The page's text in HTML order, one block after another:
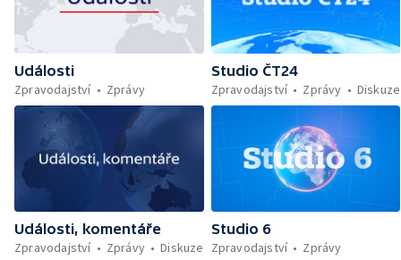
Události
Zpravodajství
Zprávy
Studio ČT24
Zpravodajství
Zprávy Diskuze
Události, komentáře
Zpravodajství
Zprávy Diskuze
Studio 6
Zpravodajství
Zprávy